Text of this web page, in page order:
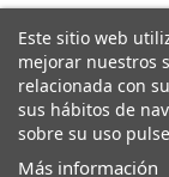
Este sitio web
mejorar nuestros
relacionada con
sus hábitos de
sobre su uso
Más información